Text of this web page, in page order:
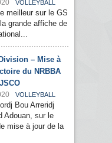
VOLLEYBALL
meilleur sur le GS
grande affiche de
– Mise à
du NRBBA
VOLLEYBALL
Bou Arreridj
Adouan, sur le
mise à jour de la